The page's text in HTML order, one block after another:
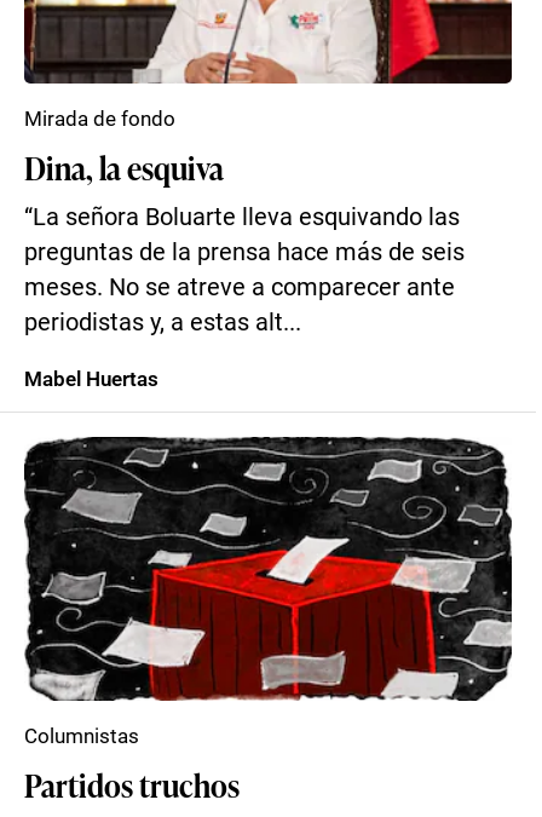
Dina, la esquiva
“La señora Boluarte lleva esquivando las
preguntas de la prensa hace más de seis
meses. No se atreve a comparecer ante
periodistas y, a estas alt...
Mirada de fondo
Mabel Huertas
Partidos truchos
Columnistas